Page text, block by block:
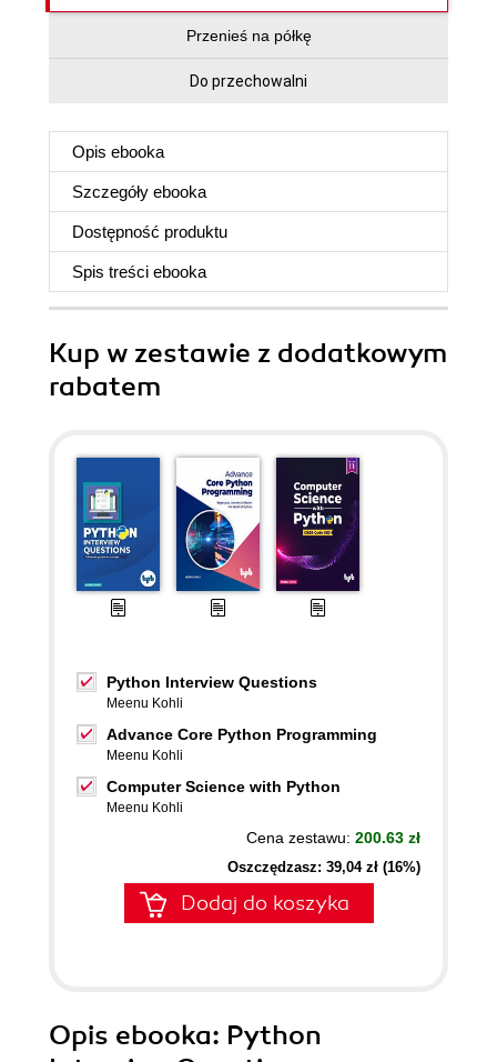
Przenieś na półkę
Do przechowalni
Opis ebooka
Szczegóły ebooka
Dostępność produktu
Spis treści ebooka
Kup w zestawie z dodatkowym
rabatem
Python Interview Questions
Meenu Kohli
Advance Core Python Programming
Meenu Kohli
Computer Science with Python
Meenu Kohli
Cena zestawu: 200.63 zł
Oszczędzasz: 39,04 zł (16%)
Dodaj do koszyka
Opis ebooka: Python